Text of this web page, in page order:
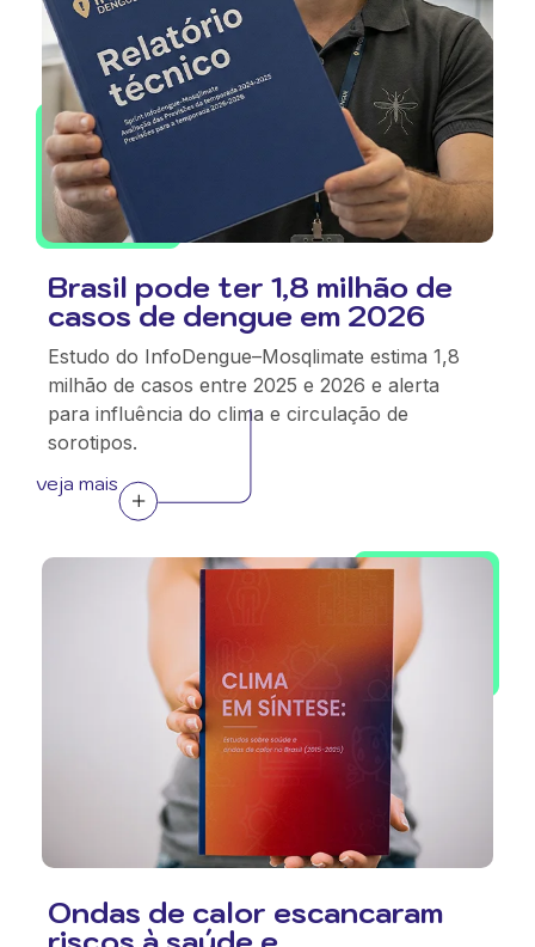
Brasil pode ter 1,8 milhão de
casos de dengue em 2026
Estudo do InfoDengue–Mosqlimate estima 1,8
milhão de casos entre 2025 e 2026 e alerta
para influência do clima e circulação de
sorotipos.
veja mais
Ondas de calor escancaram